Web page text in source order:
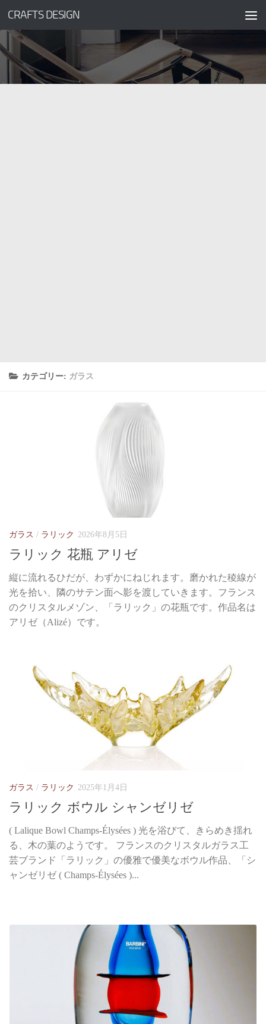
コンテンツへスキップ
CRAFTS DESIGN
カテゴリー: ガラス
ガラス / ラリック 2026年8月5日
ラリック 花瓶 アリゼ
縦に流れるひだが、わずかにねじれます。磨かれた稜線が
光を拾い、隣のサテン面へ影を渡していきます。フランス
のクリスタルメゾン、「ラリック」の花瓶です。作品名は
アリゼ（Alizé）です。
ガラス / ラリック 2025年1月4日
ラリック ボウル シャンゼリゼ
( Lalique Bowl Champs-Élysées ) 光を浴びて、きらめき揺れ
る、木の葉のようです。 フランスのクリスタルガラス工
芸ブランド「ラリック」の優雅で優美なボウル作品、「シ
ャンゼリゼ ( Champs-Élysées )...